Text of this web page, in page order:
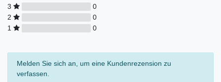
3
0
2
0
1
0
Melden Sie sich an, um eine Kundenrezension zu
verfassen.